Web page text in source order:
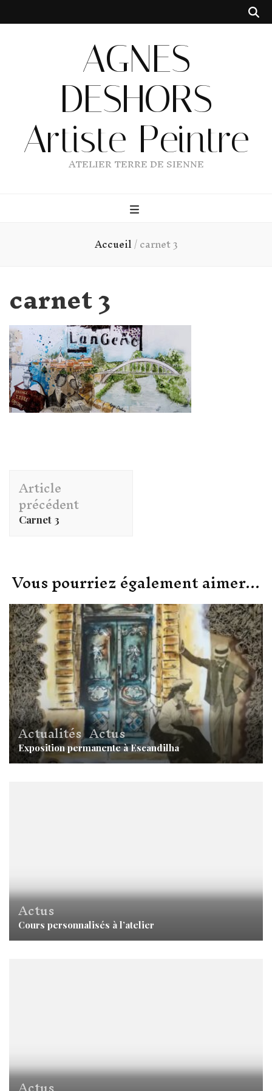
AGNES
DESHORS
Artiste Peintre
ATELIER TERRE DE SIENNE
Accueil/carnet 3
carnet 3
Navigation
d'article
Article
précédent
Carnet 3
Vous pourriez également aimer...
Actualités,Actus
Exposition permanente à Escandilha
Actus
Cours personnalisés à l’atelier